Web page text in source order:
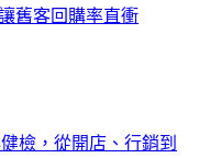
舊客回購率直衝
檢，從開店、行銷到